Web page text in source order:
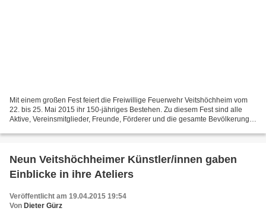
Mit einem großen Fest feiert die Freiwillige Feuerwehr Veitshöchheim vom
22. bis 25. Mai 2015 ihr 150-jähriges Bestehen. Zu diesem Fest sind alle
Aktive, Vereinsmitglieder, Freunde, Förderer und die gesamte Bevölkerung
Neun Veitshöchheimer Künstler/innen gaben
Einblicke in ihre Ateliers
Veröffentlicht am 19.04.2015 19:54
Von Dieter Gürz